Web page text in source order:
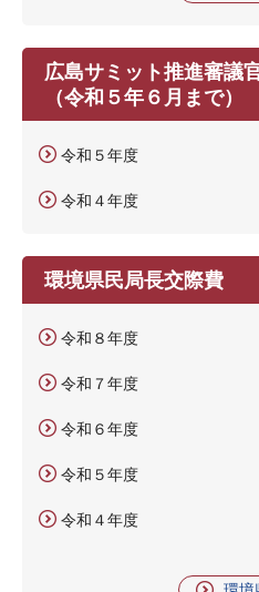
広島サミット推進審議
（令和５年６月まで）
令和５年度
令和４年度
環境県民局長交際費
令和８年度
令和７年度
令和６年度
令和５年度
令和４年度